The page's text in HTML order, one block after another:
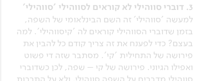
3. דוברי סווהילי לא קוראים לסווהילי 'סווהילי'
למעשה 'סווהילי' זה השם הבינלאומי של השפה,
בזמן שדוברי הסווהילי קוראים לה 'קיסווהילי'. למה
בעצם? כדי לפענח את זה צריך קודם כל להבין את
פירושה של התחילית 'קי'. מסתבר שזה די פשוט
ואפילו הגיוני. פירושה של קי – שפה, לכן כשדוברי